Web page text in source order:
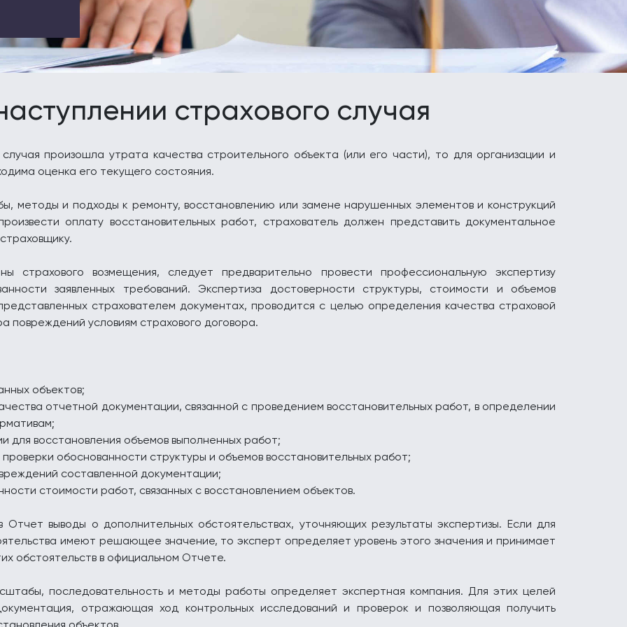
страхового случая
произошла утрата качества строительного объекта (или его части), то для организации и
оценка его текущего состояния.
методы и подходы к ремонту, восстановлению или замене нарушенных элементов и конструкций
оплату восстановительных работ, страхователь должен представить документальное
страхового возмещения, следует предварительно провести профессиональную экспертизу
заявленных требований. Экспертиза достоверности структуры, стоимости и объемов
страхователем документах, проводится с целью определения качества страховой
повреждений условиям страхового договора.
объектов;
отчетной документации, связанной с проведением восстановительных работ, в определении
восстановления объемов выполненных работ;
обоснованности структуры и объемов восстановительных работ;
составленной документации;
стоимости работ, связанных с восстановлением объектов.
выводы о дополнительных обстоятельствах, уточняющих результаты экспертизы. Если для
имеют решающее значение, то эксперт определяет уровень этого значения и принимает
обстоятельств в официальном Отчете.
последовательность и методы работы определяет экспертная компания. Для этих целей
отражающая ход контрольных исследований и проверок и позволяющая получить